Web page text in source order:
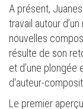
A présent,
travail autour
nouvelles
résulte de son
et d’une plongée
d'auteur-
Le premier